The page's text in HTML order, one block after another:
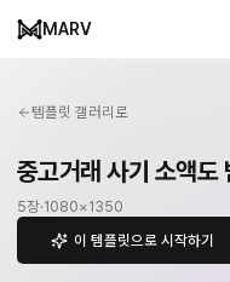
MARV
템플릿 갤러리로
중고거래 사기 소액도
5장·1080×1350
이 템플릿으로 시작하기